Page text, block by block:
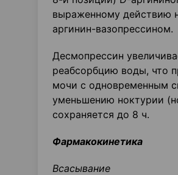
выраженному действию
аргинин-вазопрессином.
Десмопрессин
реабсорбцию воды, что
мочи с одновременным
уменьшению ноктурии
сохраняется до 8 ч.
Фармакокинетика
Всасывание